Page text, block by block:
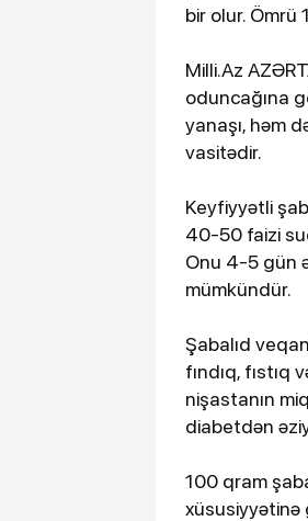
bir olur. Ömrü
Milli.Az
oduncağına
yanaşı, həm
vasitədir.
Keyfiyyətli
40-50 faizi
Onu 4-5 gün
mümkündür.
Şabalıd
fındıq,
nişastanın
diabetdən
100 qram
xüsusiyyətinə